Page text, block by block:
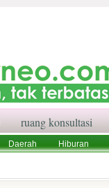
ruang konsultasi
Daerah Hiburan